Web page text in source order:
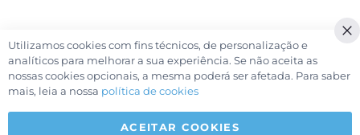
Utilizamos cookies com fins técnicos, de personalização e
analíticos para melhorar a sua experiência. Se não aceita as
nossas cookies opcionais, a mesma poderá ser afetada. Para saber
mais, leia a nossa política de cookies
ACEITAR COOKIES